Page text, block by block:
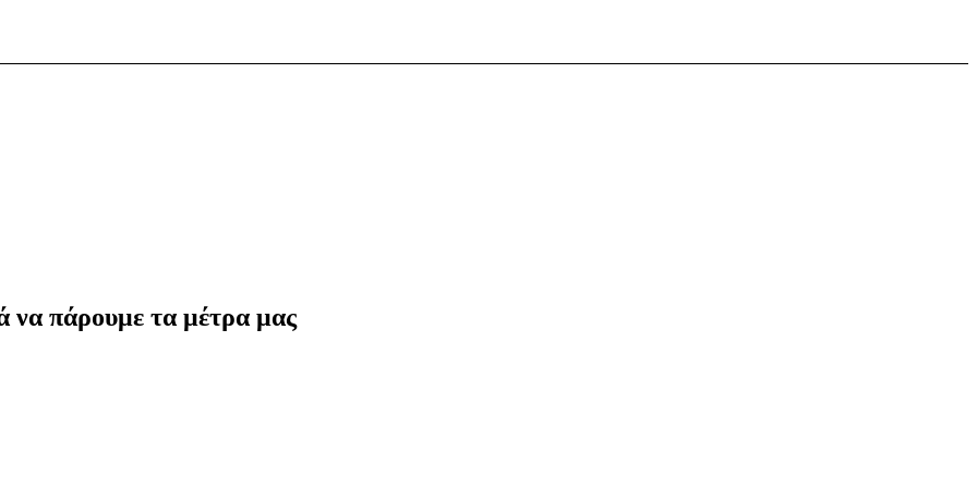
να πάρουμε τα μέτρα μας